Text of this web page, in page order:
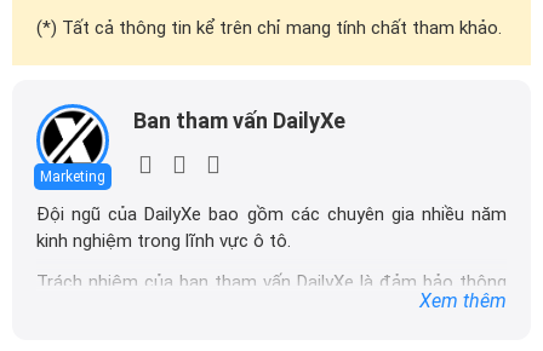
(*) Tất cả thông tin kể trên chỉ mang tính chất tham khảo.
Marketing
Ban tham vấn DailyXe
Đội ngũ của DailyXe bao gồm các chuyên gia nhiều năm
kinh nghiệm trong lĩnh vực ô tô.
Trách nhiệm của ban tham vấn DailyXe là đảm bảo thông
tin chính xác được đăng tải trên dailyxe.com.vn, thường
Xem thêm